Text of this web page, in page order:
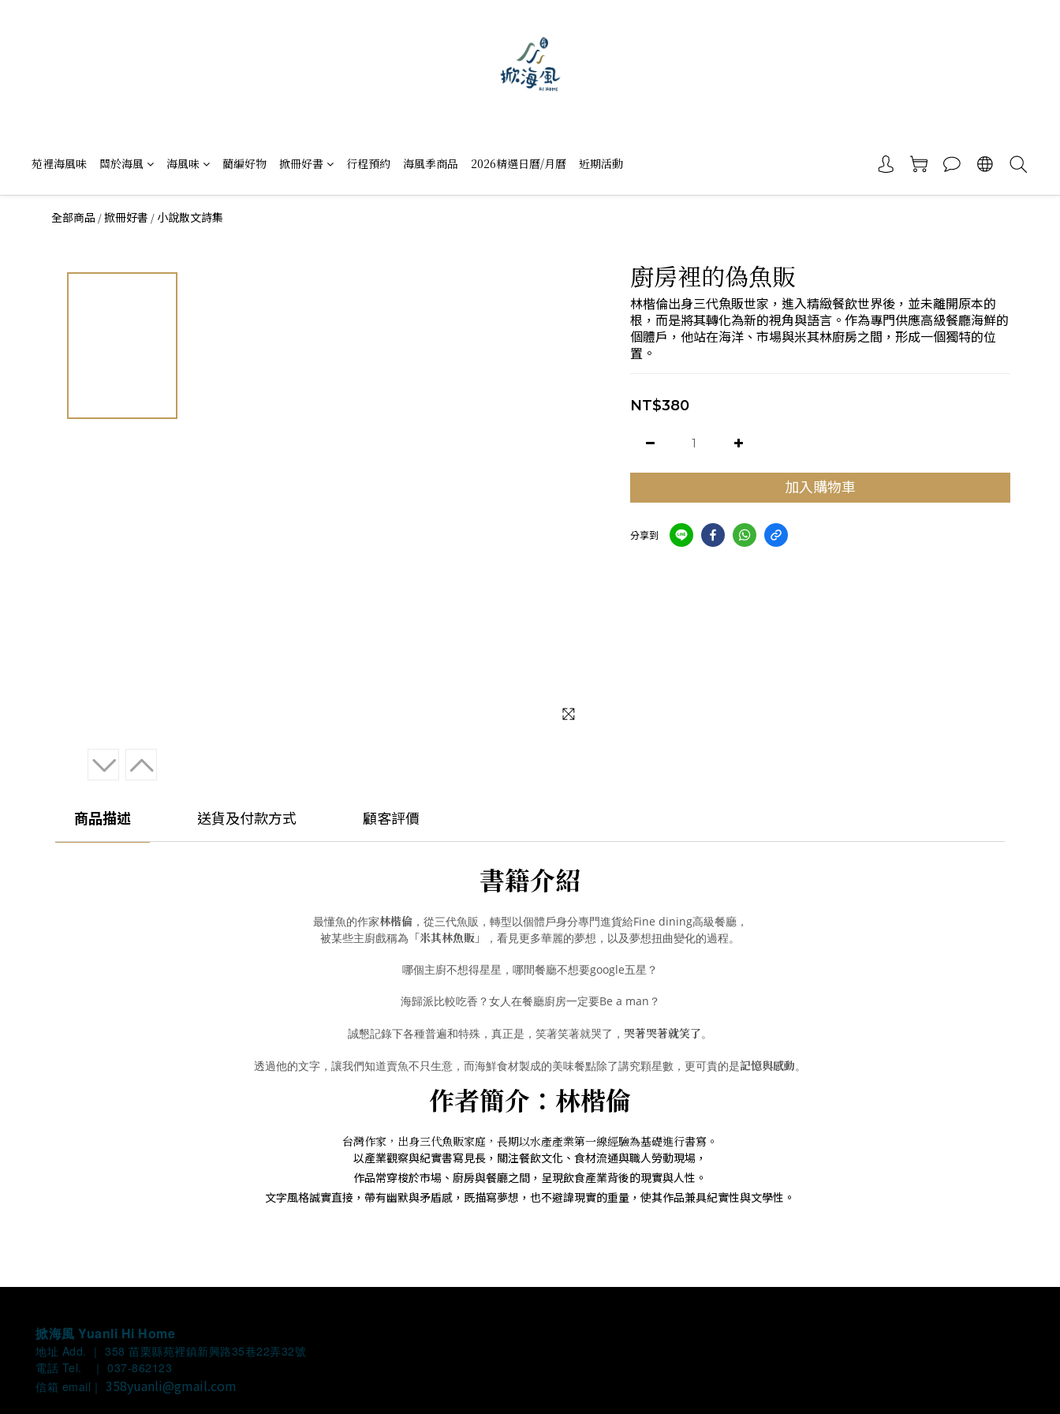
苑裡海風味 關於海風 海風味 藺編好物 掀冊好書 行程預約 海風季商品 2026精選日曆/月曆 近期活動
全部商品 /掀冊好書 / 小說散文詩集
廚房裡的偽魚販
林楷倫出身三代魚販世家，進入精緻餐飲世界後，並未離開原本的
根，而是將其轉化為新的視角與語言。作為專門供應高級餐廳海鮮的
個體戶，他站在海洋、市場與米其林廚房之間，形成一個獨特的位
置。
NT$380
加入購物車
分享到
商品描述 送貨及付款方式 顧客評價
書籍介紹
最懂魚的作家林楷倫，從三代魚販，轉型以個體戶身分專門進貨給Fine dining高級餐廳，
被某些主廚戲稱為 「米其林魚販」 ，看見更多華麗的夢想，以及夢想扭曲變化的過程。
哪個主廚不想得星星，哪間餐廳不想要google五星？
海歸派比較吃香？女人在餐廳廚房一定要Be a man？
誠懇記錄下各種普遍和特殊，真正是，笑著笑著就哭了， 哭著哭著就笑了。
透過他的文字，讓我們知道賣魚不只生意，而海鮮食材製成的美味餐點除了講究顆星數，更可貴的是記憶與感動。
作者簡介：林楷倫
台灣作家，出身三代魚販家庭，長期以水產產業第一線經驗為基礎進行書寫。
以產業觀察與紀實書寫見長，關注餐飲文化、食材流通與職人勞動現場，
作品常穿梭於市場、廚房與餐廳之間，呈現飲食產業背後的現實與人性。
文字風格誠實直接，帶有幽默與矛盾感，既描寫夢想，也不避諱現實的重量，使其作品兼具紀實性與文學性。
掀海風 Yuanli Hi Home
地址 Add. ｜ 358 苗栗縣苑裡鎮新興路35巷22弄32號
電話 Tel. ｜ 037-862123
信箱 email｜ 358yuanli@gmail.com